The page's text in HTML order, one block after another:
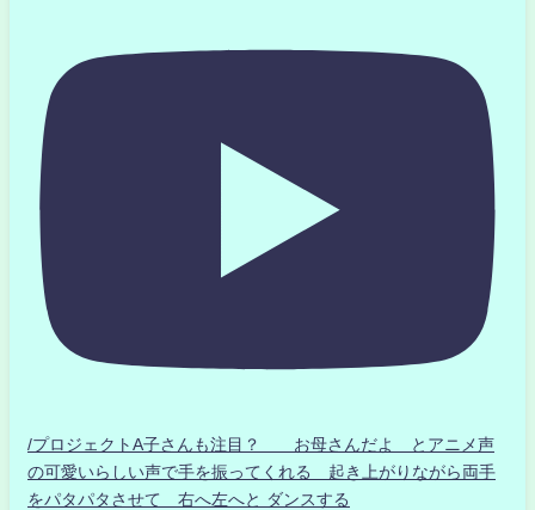
/プロジェクトA子さんも注目？ お母さんだよ とアニメ声
の可愛いらしい声で手を振ってくれる 起き上がりながら両手
をパタパタさせて 右へ左へと ダンスする